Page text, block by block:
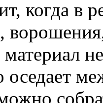
когда в
оседает